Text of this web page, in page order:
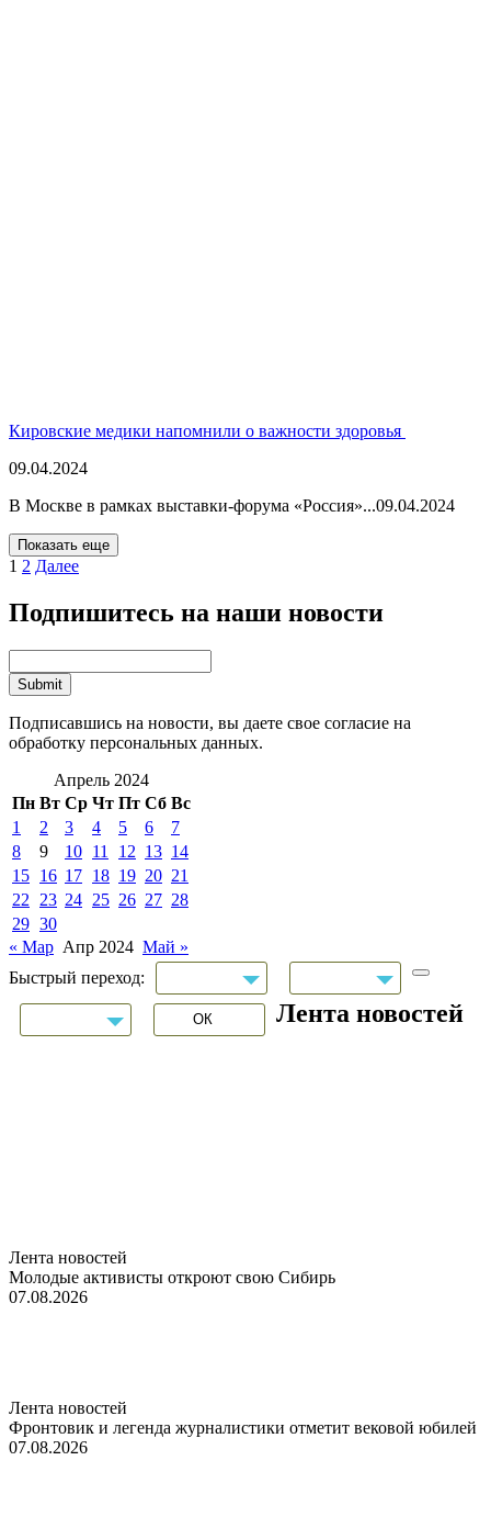
Кировские медики напомнили о важности здоровья
09.04.2024
В Москве в рамках выставки-форума «Россия»...09.04.2024
Показать еще
1 2 Далее
Подпишитесь на наши новости
Подписавшись на новости, вы даете свое согласие на
обработку персональных данных.
Апрель 2024
Пн Вт Ср Чт Пт Сб Вс
1
2 3 4 5 6
7
8
9 10 11 12 13 14
15 16 17 18 19 20 21
22
23 24 25 26 27 28
29 30
« Мар Апр 2024 Май »
Быстрый переход:
Лента новостей
Лента новостей
Молодые активисты откроют свою Сибирь
07.08.2026
Лента новостей
Фронтовик и легенда журналистики отметит вековой юбилей
07.08.2026